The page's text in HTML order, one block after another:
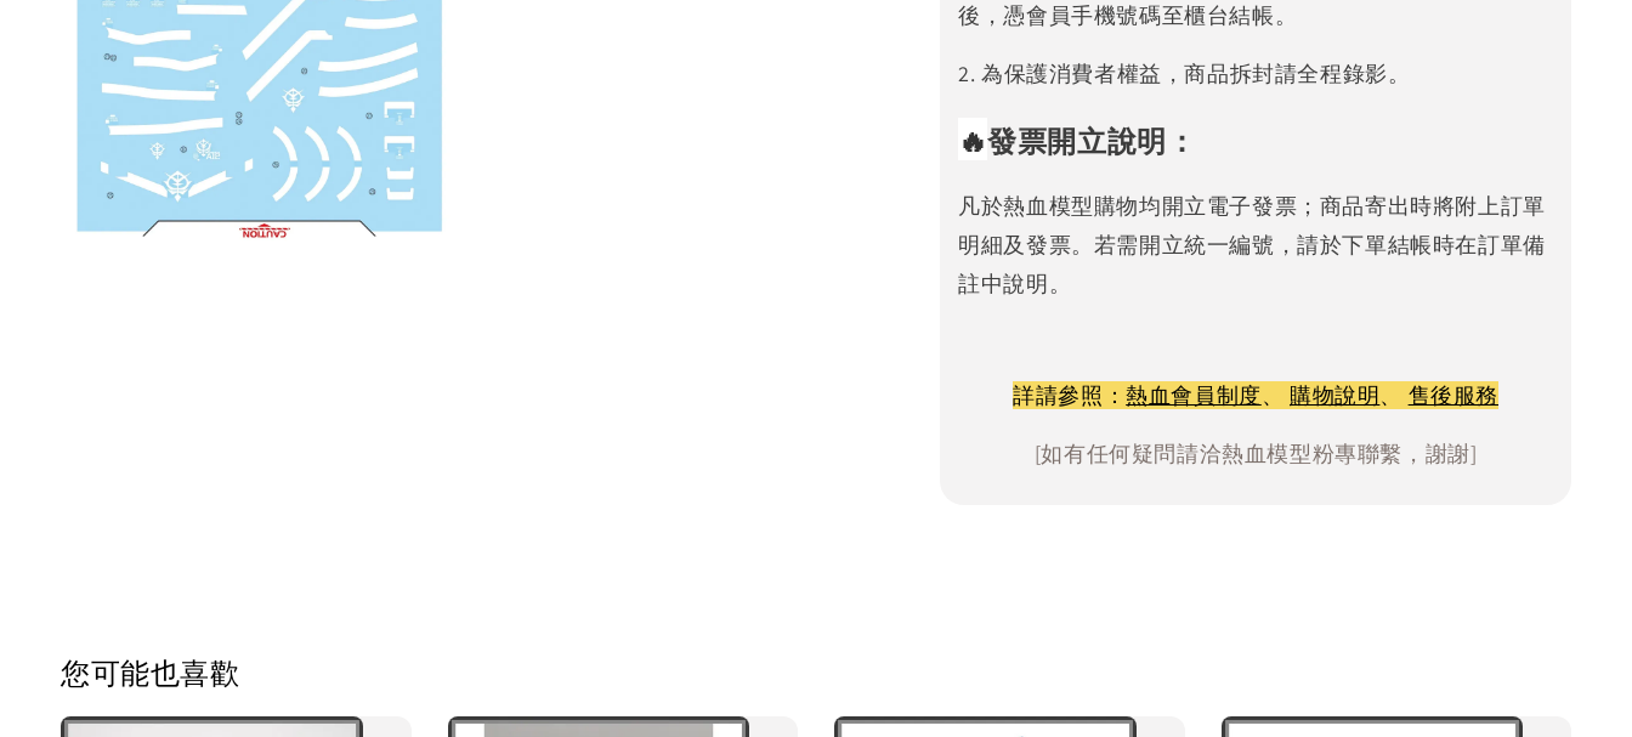
後，憑會員手機號碼至櫃台結帳。
2. 為保護消費者權益，商品拆封請全程錄影。
🔥發票開立說明：
凡於熱血模型購物均開立電子發票；商品寄出時將附上訂單
明細及發票。若需開立統一編號，請於下單結帳時在訂單備
註中說明。
詳請參照：熱血會員制度、 購物說明、 售後服務
[如有任何疑問請洽熱血模型粉專聯繫，謝謝]
您可能也喜歡